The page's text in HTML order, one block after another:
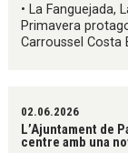
• La Fanguejada,
Primavera
Carroussel Costa
02.06.2026
L’Ajuntament de
centre amb una